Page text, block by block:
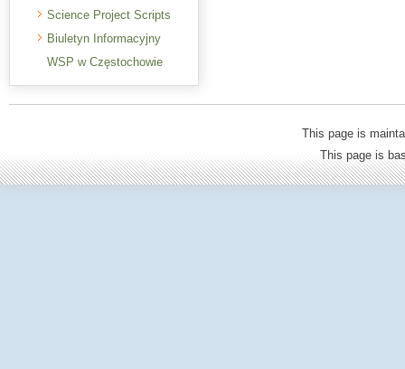
Science Project Scripts
Biuletyn Informacyjny
WSP w Częstochowie
This page is
This page is